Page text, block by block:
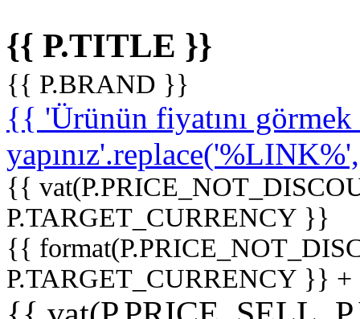
{{ P.TITLE }}
{{ P.BRAND }}
{{ 'Ürünün fiyatını
{{
P.TARGET_CURRENCY }}
{{
P.TARGET_CURRENCY }}